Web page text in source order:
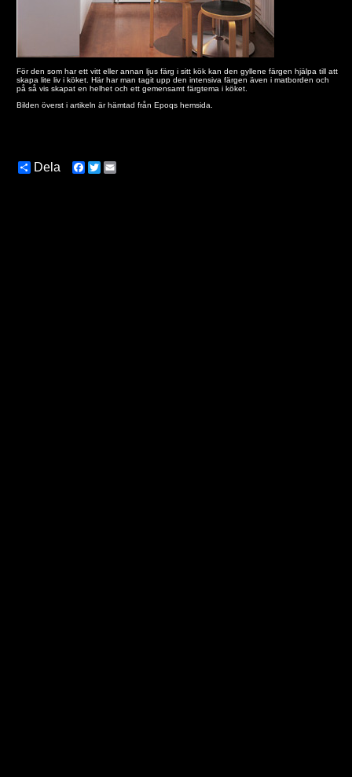
För den som har ett vitt eller annan ljus färg i sitt kök kan den gyllene färgen hjälpa till att
skapa lite liv i köket. Här har man tagit upp den intensiva färgen även i matborden och
på så vis skapat en helhet och ett gemensamt färgtema i köket.
Bilden överst i artikeln är hämtad från Epoqs hemsida
Dela Facebook
Twitter